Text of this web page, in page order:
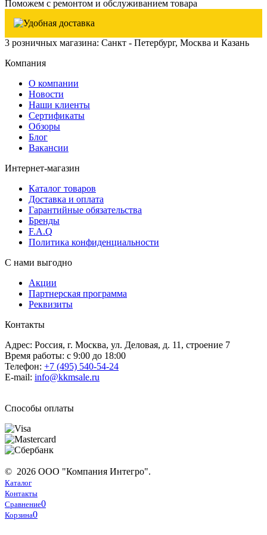
Поможем с ремонтом и обслуживанием товара
3 розничных магазина: Санкт - Петербург, Москва и Казань
Компания
О компании
Новости
Наши клиенты
Сертификаты
Обзоры
Блог
Вакансии
Интернет-магазин
Каталог товаров
Доставка и оплата
Гарантийные обязательства
Бренды
F.A.Q
Политика конфиденциальности
С нами выгодно
Акции
Партнерская программа
Реквизиты
Контакты
Адрес: Россия, г. Москва, ул. Деловая, д. 11, строение 7
Время работы: с 9:00 до 18:00
Телефон: +7 (495) 540-54-24
E-mail: info@kkmsale.ru
Способы оплаты
© 2026 ООО "Компания Интегро".
Каталог
Контакты
Сравнение0
Корзина0